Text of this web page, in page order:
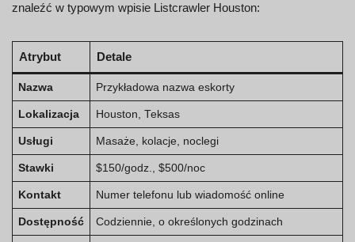
znaleźć w typowym wpisie Listcrawler Houston:
Atrybut Detale
Nazwa Przykładowa nazwa eskorty
Lokalizacja Houston, Teksas
Usługi Masaże, kolacje, noclegi
Stawki $150/godz., $500/noc
Kontakt Numer telefonu lub wiadomość online
Dostępność Codziennie, o określonych godzinach